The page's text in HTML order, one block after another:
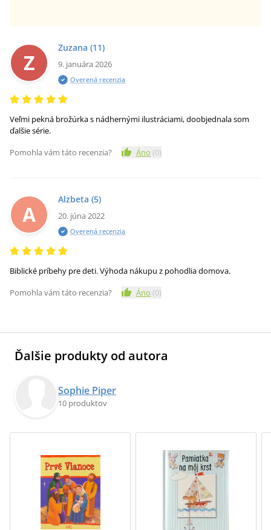
Z
Zuzana (11)
9. januára 2026
Overená recenzia
Veľmi pekná brožúrka s nádhernými ilustráciami, doobjednala som
ďalšie série.
Pomohla vám táto recenzia?
Áno (0)
A
Alzbeta (5)
20. júna 2022
Overená recenzia
Biblické príbehy pre deti. Výhoda nákupu z pohodlia domova.
Pomohla vám táto recenzia?
Áno (0)
Ďalšie produkty od autora
Sophie Piper
10 produktov